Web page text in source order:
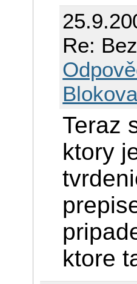
Re:
Teraz
ktory
ktore